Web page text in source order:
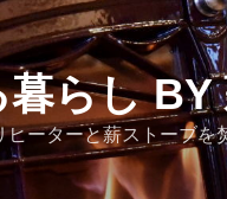
らし BY
ーターと薪ストーブを